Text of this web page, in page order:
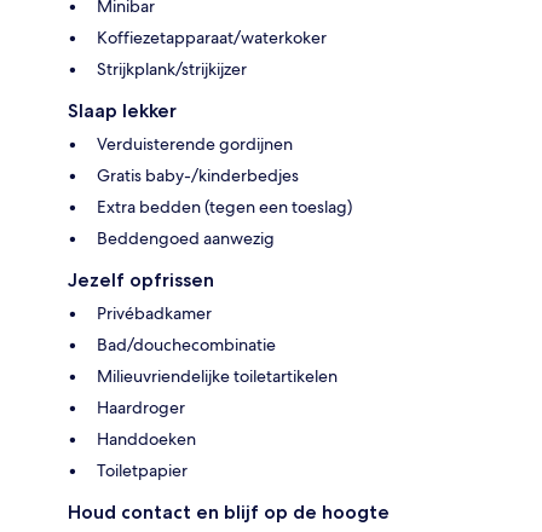
Minibar
Koffiezetapparaat/waterkoker
Strijkplank/strijkijzer
Slaap lekker
Verduisterende gordijnen
Gratis baby-/kinderbedjes
Extra bedden (tegen een toeslag)
Beddengoed aanwezig
Jezelf opfrissen
Privébadkamer
Bad/douchecombinatie
Milieuvriendelijke toiletartikelen
Haardroger
Handdoeken
Toiletpapier
Houd contact en blijf op de hoogte